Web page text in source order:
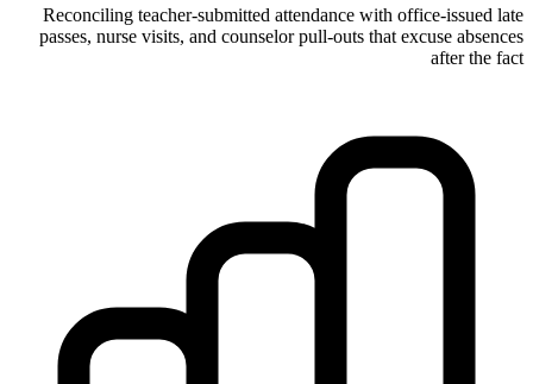
Reconciling teacher-submitted attendance with office-issued late
passes, nurse visits, and counselor pull-outs that excuse absences
after the fact